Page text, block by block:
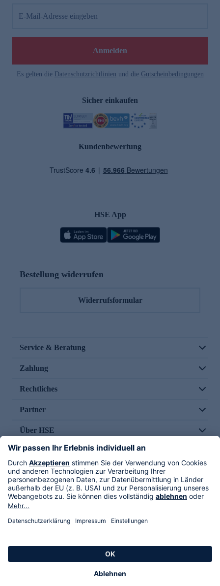
E-Mail-Adresse eingeben
Anmelden
Es gelten die Datenschutzrichtlinien und die Gutscheinbedingungen
Sicher einkaufen
Kundenbewertung
HSE App
Bestellung widerrufen
Widerrufsformular
Service & Beratung
Zahlung
Rechtliches
Partner
Über HSE
Im TV
HSE International